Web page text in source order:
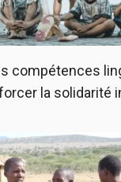
compétences
la solidarité